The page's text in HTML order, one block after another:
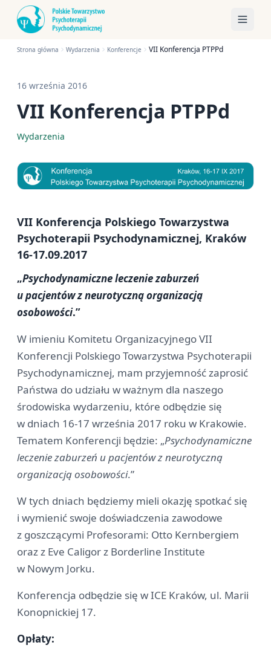
Strona główna Wydarzenia Konferencje VII Konferencja PTPPd
16 września 2016
VII Konferencja PTPPd
Wydarzenia
VII Konferencja Polskiego Towarzystwa
Psychoterapii Psychodynamicznej, Kraków
16-17.09.2017
„Psychodynamiczne leczenie zaburzeń
u pacjentów z neurotyczną organizacją
osobowości.”
W imieniu Komitetu Organizacyjnego VII
Konferencji Polskiego Towarzystwa Psychoterapii
Psychodynamicznej, mam przyjemność zaprosić
Państwa do udziału w ważnym dla naszego
środowiska wydarzeniu, które odbędzie się
w dniach 16-17 września 2017 roku w Krakowie.
Tematem Konferencji będzie: „Psychodynamiczne
leczenie zaburzeń u pacjentów z neurotyczną
organizacją osobowości.”
W tych dniach będziemy mieli okazję spotkać się
i wymienić swoje doświadczenia zawodowe
z goszczącymi Profesorami: Otto Kernbergiem
oraz z Eve Caligor z Borderline Institute
w Nowym Jorku.
Konferencja odbędzie się w ICE Kraków, ul. Marii
Konopnickiej 17.
Opłaty: